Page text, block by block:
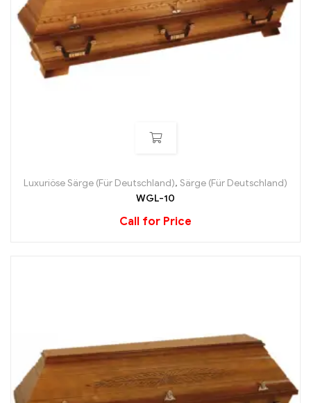
Luxuriöse Särge (Für Deutschland), Särge (Für Deutschland)
WGL-10
Call for Price